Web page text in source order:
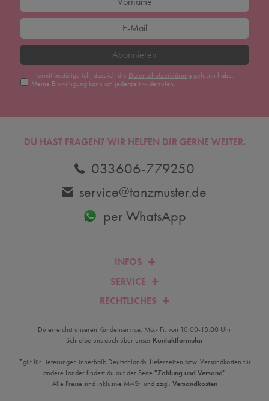
Abonnieren
Hiermit bestätige ich, dass ich die Daten­schutz­erklärunggelesen habe.
Meine Einwilligung kann ich jederzeit widerrufen.
INFOS
SERVICE
RECHTLICHES
DU HAST FRAGEN? WIR HELFEN DIR GERNE WEITER.
033606-779250
service@tanzmuster.de
per WhatsApp
Du erreichst unseren Kundenservice: Mo.- Fr. von 10.00-18.00 Uhr
Schreibe uns auch über unser Kontaktformular
*gilt für Lieferungen innerhalb Deutschlands. Lieferzeiten bzw. Versandkosten für
andere Länder findest du auf der Seite "Zahlung und Versand"
Alle Preise sind inklusive MwSt. und zzgl. Versandkosten